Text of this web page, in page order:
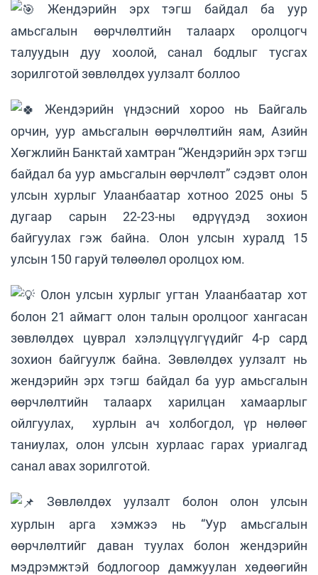
Жендэрийн эрх тэгш байдал ба уур
амьсгалын өөрчлөлтийн талаарх оролцогч
талуудын дуу хоолой, санал бодлыг тусгах
зорилготой зөвлөлдөх уулзалт боллоо
Жендэрийн үндэсний хороо нь Байгаль
орчин, уур амьсгалын өөрчлөлтийн яам, Азийн
Хөгжлийн Банктай хамтран “Жендэрийн эрх тэгш
байдал ба уур амьсгалын өөрчлөлт” сэдэвт олон
улсын хурлыг Улаанбаатар хотноо 2025 оны 5
дугаар сарын 22-23-ны өдрүүдэд зохион
байгуулах гэж байна. Олон улсын хуралд 15
улсын 150 гаруй төлөөлөл оролцох юм.
Олон улсын хурлыг угтан Улаанбаатар хот
болон 21 аймагт олон талын оролцоог хангасан
зөвлөлдөх цуврал хэлэлцүүлгүүдийг 4-р сард
зохион байгуулж байна. Зөвлөлдөх уулзалт нь
жендэрийн эрх тэгш байдал ба уур амьсгалын
өөрчлөлтийн талаарх харилцан хамаарлыг
ойлгуулах, хурлын ач холбогдол, үр нөлөөг
таниулах, олон улсын хурлаас гарах уриалгад
санал авах зорилготой.
Зөвлөлдөх уулзалт болон олон улсын
хурлын арга хэмжээ нь “Уур амьсгалын
өөрчлөлтийг даван туулах болон жендэрийн
мэдрэмжтэй бодлогоор дамжуулан хөдөөгийн